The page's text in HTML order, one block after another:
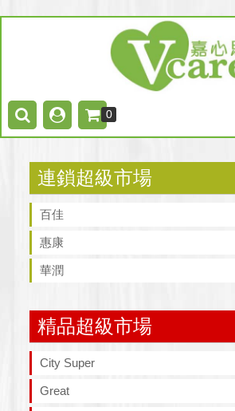
0
連鎖超級市場
百佳
惠康
華潤
精品超級市場
City Super
Great